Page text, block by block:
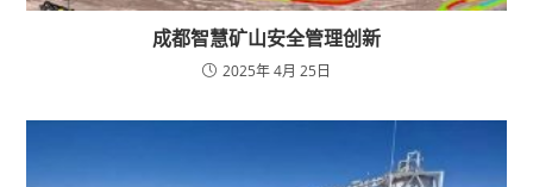
成都智慧矿山安全管理创新
2025年 4月 25日